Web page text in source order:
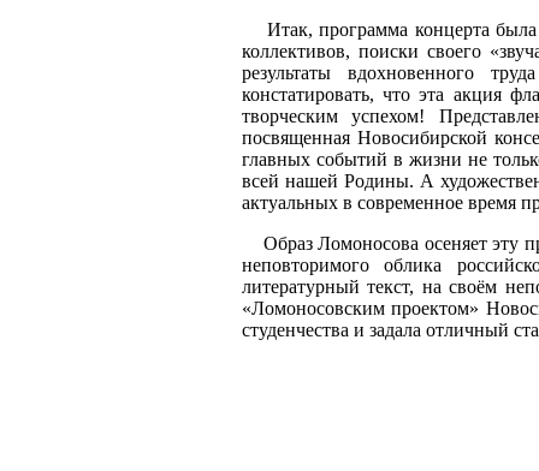
Итак, программа концерта была
коллективов, поиски своего
результаты вдохновенного
констатировать, что эта акция
творческим успехом!
посвященная Новосибирской
главных событий в жизни не
всей нашей Родины. А
актуальных в современное время
Образ Ломоносова осеняет эту
неповторимого облика
литературный текст, на своём
«Ломоносовским проектом»
студенчества и задала отличный